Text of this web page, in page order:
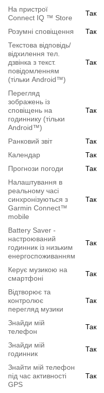
На пристрої
Connect IQ ™ Store
Так
Розумні сповіщення
Так
Текстова відповідь/
відхилення тел.
дзвінка з текст.
повідомленням
(тільки Android™)
Так
Перегляд
зображень із
сповіщень на
годиннику (тільки
Android™)
Так
Ранковий звіт
Так
Календар
Так
Прогнози погоди
Так
Налаштування в
реальному часі
синхронізуються з
Garmin Connect™
mobile
Так
Battery Saver -
настроюваний
годинник із низьким
енергоспоживанням
Так
Керує музикою на
смартфоні
Так
Відтворює та
контролює
перегляд музики
Так
Знайди мій
телефон
Так
Знайди мій
годинник
Так
Знайти мій телефон
під час активності
GPS
Так